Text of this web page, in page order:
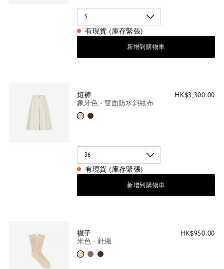
有現貨 (庫存緊張)
新增到購物車
短褲
象牙色 - 雙面防水斜紋布
象牙色摩卡色
HK$3,300.00
有現貨 (庫存緊張)
新增到購物車
襪子
米色 - 針織
米色灰色摩卡色
HK$950.00